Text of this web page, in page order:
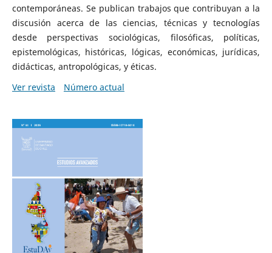
contemporáneas. Se publican trabajos que contribuyan a la
discusión acerca de las ciencias, técnicas y tecnologías
desde perspectivas sociológicas, filosóficas, políticas,
epistemológicas, históricas, lógicas, económicas, jurídicas,
didácticas, antropológicas, y éticas.
Ver revista
Número actual